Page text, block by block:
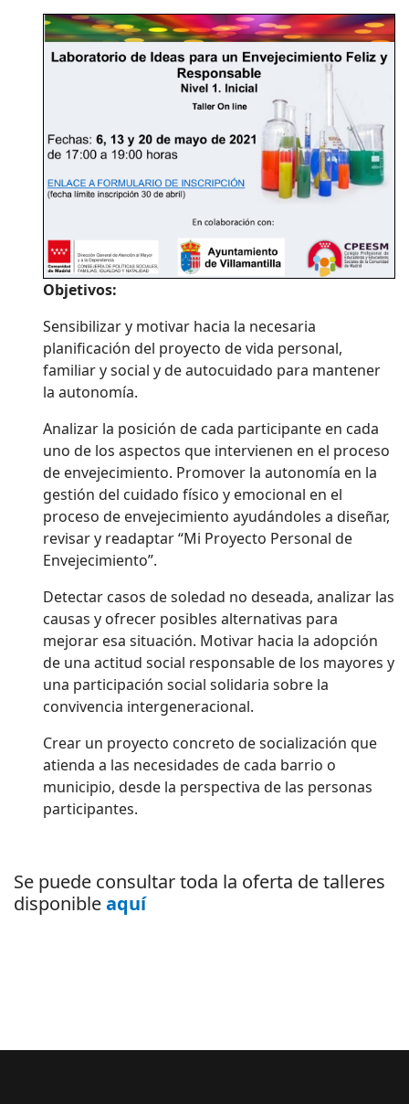
Objetivos:
Sensibilizar y motivar hacia la necesaria
planificación del proyecto de vida personal,
familiar y social y de autocuidado para mantener
la autonomía.
Analizar la posición de cada participante en cada
uno de los aspectos que intervienen en el proceso
de envejecimiento. Promover la autonomía en la
gestión del cuidado físico y emocional en el
proceso de envejecimiento ayudándoles a diseñar,
revisar y readaptar “Mi Proyecto Personal de
Envejecimiento”.
Detectar casos de soledad no deseada, analizar las
causas y ofrecer posibles alternativas para
mejorar esa situación. Motivar hacia la adopción
de una actitud social responsable de los mayores y
una participación social solidaria sobre la
convivencia intergeneracional.
Crear un proyecto concreto de socialización que
atienda a las necesidades de cada barrio o
municipio, desde la perspectiva de las personas
participantes.
Se puede consultar toda la oferta de talleres
disponibleaquí